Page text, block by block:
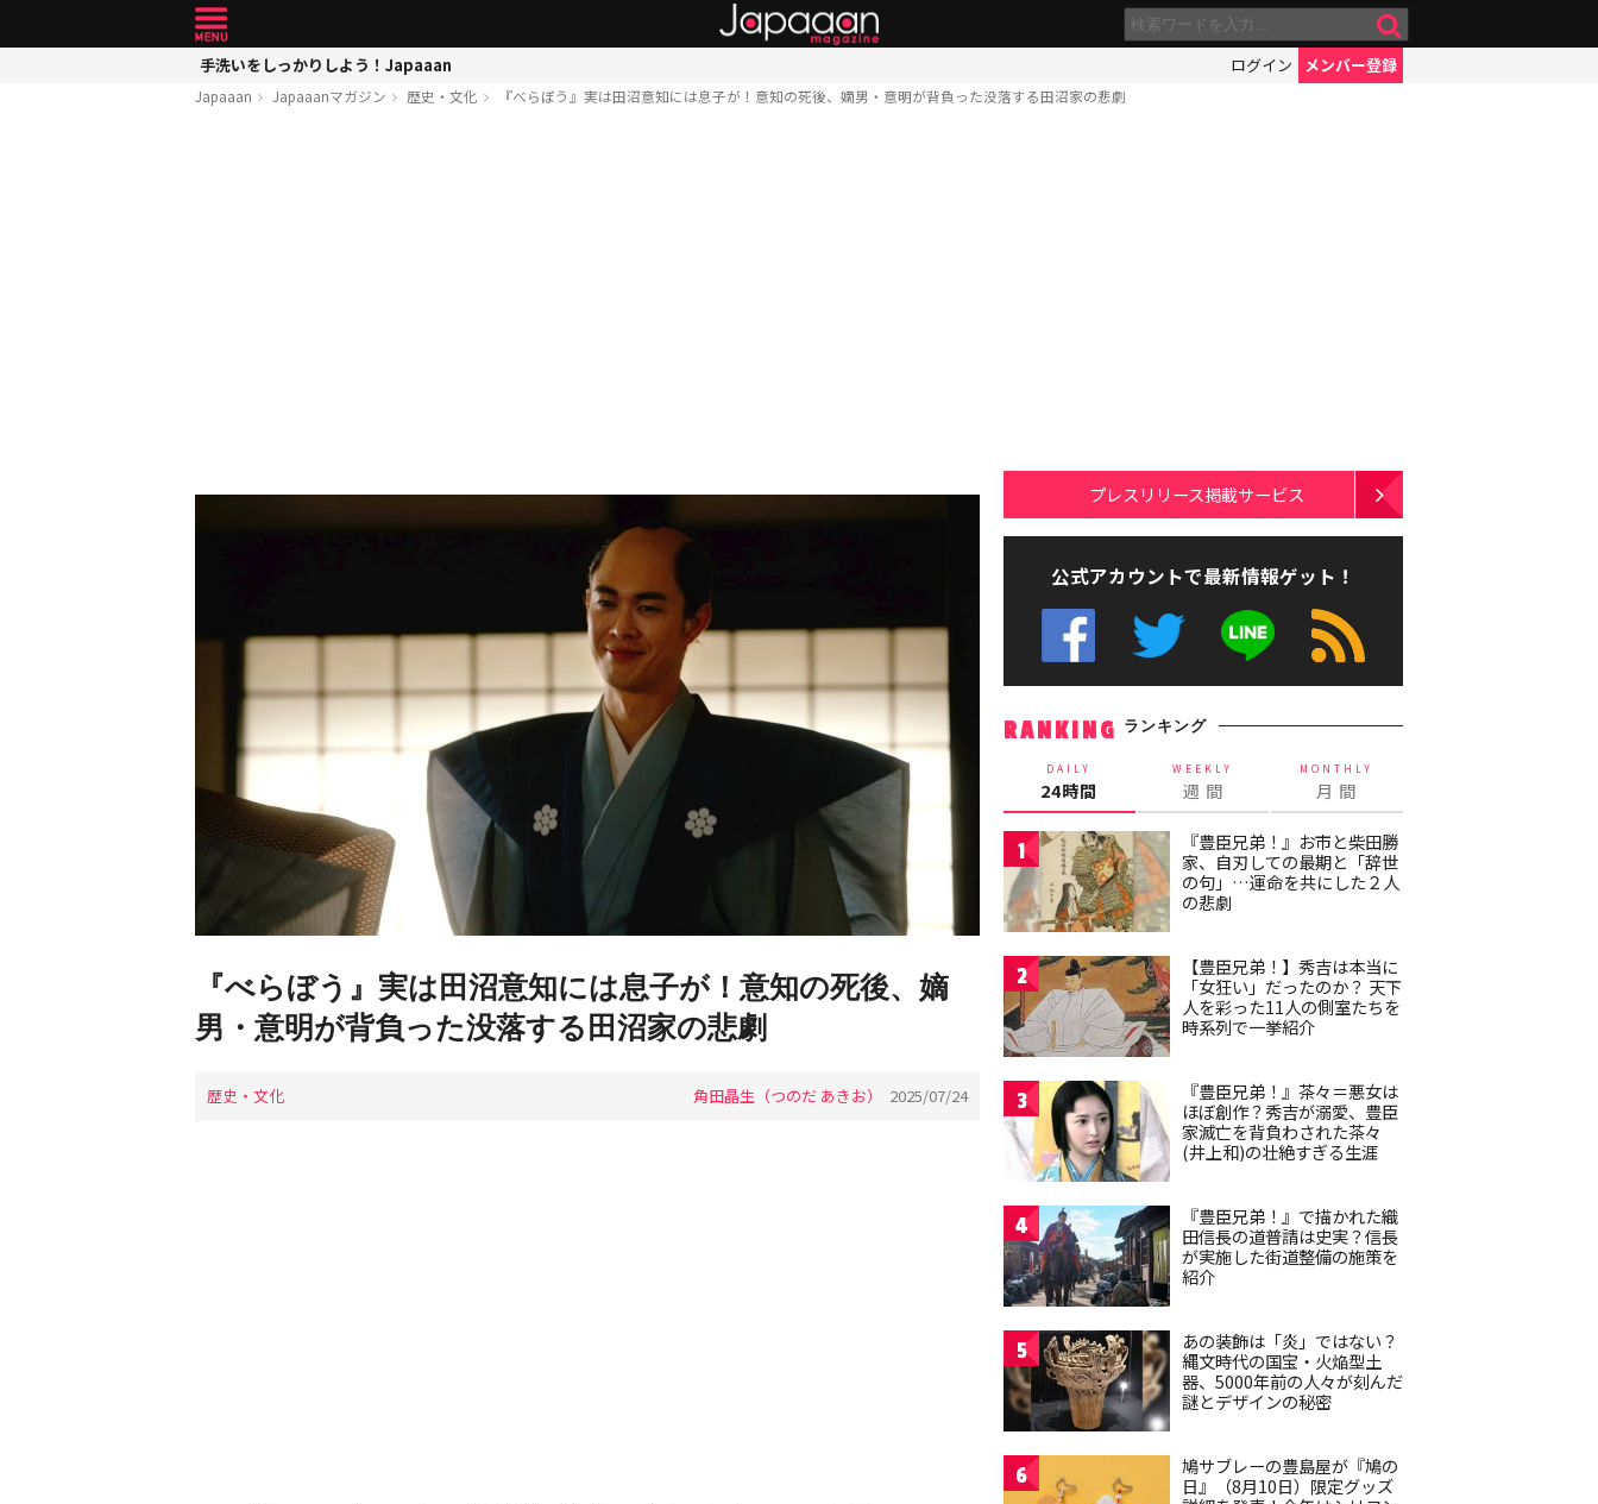
手洗いをしっかりしよう！Japaaan ログイン メンバー登録
Japaaan Japaaanマガジン 歴史・文化 『べらぼう』実は田沼意知には息子が！意知の死後、嫡男・意明が背負った没落する田沼家の悲劇
『べらぼう』実は田沼意知には息子が！意知の死後、嫡
男・意明が背負った没落する田沼家の悲劇
歴史・文化 角田晶生（つのだ あきお） 2025/07/24
プレスリリース掲載サービス
公式アカウントで最新情報ゲット！
RANKING ランキング
DAILY
24時間
WEEKLY
週 間
MONTHLY
月 間
1
『豊臣兄弟！』お市と柴田勝
家、自刃しての最期と「辞世
の句」…運命を共にした２人
の悲劇
2
【豊臣兄弟！】秀吉は本当に
「女狂い」だったのか？ 天下
人を彩った11人の側室たちを
時系列で一挙紹介
3
『豊臣兄弟！』茶々＝悪女は
ほぼ創作？秀吉が溺愛、豊臣
家滅亡を背負わされた茶々
(井上和)の壮絶すぎる生涯
4
『豊臣兄弟！』で描かれた織
田信長の道普請は史実？信長
が実施した街道整備の施策を
紹介
5
あの装飾は「炎」ではない？
縄文時代の国宝・火焔型土
器、5000年前の人々が刻んだ
謎とデザインの秘密
6
鳩サブレーの豊島屋が『鳩の
日』（8月10日）限定グッズ